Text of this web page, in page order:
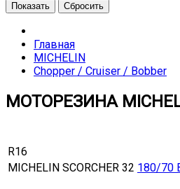
Показать Сбросить
Главная
MICHELIN
Chopper / Cruiser / Bobber
МОТОРЕЗИНА
R16
MICHELIN SCORCHER 32 180/70